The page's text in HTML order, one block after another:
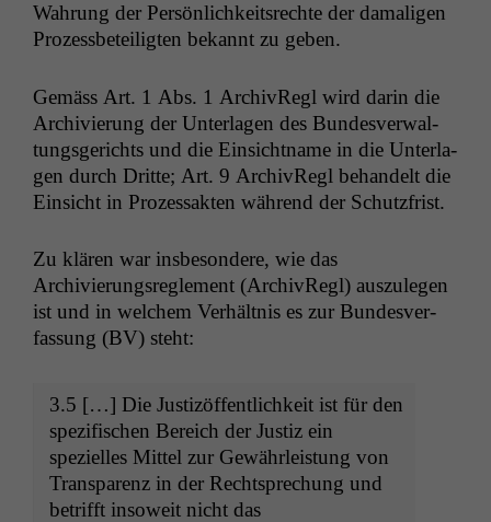
Wahrung der Per­sön­lichkeit­srechte der dama­li­gen
Prozess­beteiligten bekan­nt zu geben.
Gemäss Art. 1 Abs. 1 ArchivRegl wird darin die
Archivierung der Unter­la­gen des Bun­desver­wal­
tungs­gerichts und die Ein­sicht­name in die Unter­la­
gen durch Dritte; Art. 9 ArchivRegl behan­delt die
Ein­sicht in Prozes­sak­ten während der Schutzfrist.
Zu klären war ins­beson­dere, wie das
Archivierungsre­gle­ment (ArchivRegl) auszule­gen
ist und in welchem Ver­hält­nis es zur Bun­desver­
fas­sung (BV) steht:
3.5 […] Die Jus­tizöf­fentlichkeit ist für den
spez­i­fis­chen Bere­ich der Jus­tiz ein
spezielles Mit­tel zur Gewährleis­tung von
Trans­parenz in der Recht­sprechung und
bet­rifft insoweit nicht das